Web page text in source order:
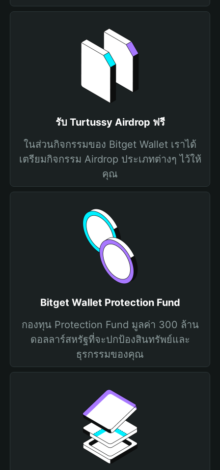
รับ Turtussy Airdrop ฟรี
ในส่วนกิจกรรมของ Bitget Wallet เราได้
เตรียมกิจกรรม Airdrop ประเภทต่างๆ ไว้ให้
คุณ
Bitget Wallet Protection Fund
กองทุน Protection Fund มูลค่า 300 ล้าน
ดอลลาร์สหรัฐที่จะปกป้องสินทรัพย์และ
ธุรกรรมของคุณ